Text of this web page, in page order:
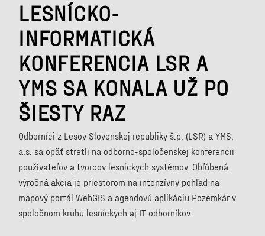
LESNÍCKO-
INFORMATICKÁ
KONFERENCIA LSR A
YMS SA KONALA UŽ PO
ŠIESTY RAZ
Odborníci z Lesov Slovenskej republiky š.p. (LSR) a YMS,
a.s. sa opäť stretli na odborno-spoločenskej konferencii
používateľov a tvorcov lesníckych systémov. Obľúbená
výročná akcia je priestorom na intenzívny pohľad na
mapový portál WebGIS a agendovú aplikáciu Pozemkár v
spoločnom kruhu lesníckych aj IT odborníkov.